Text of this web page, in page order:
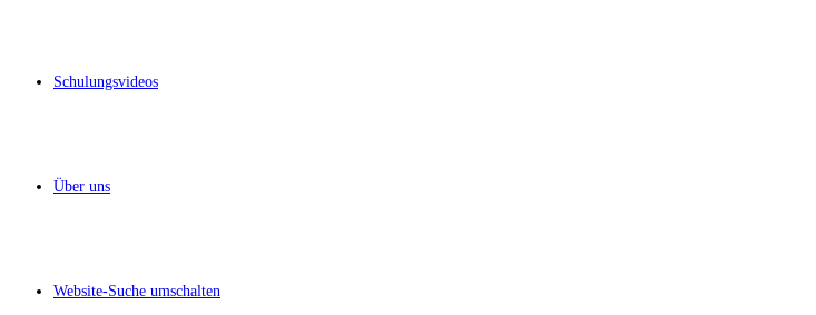
Schulungsvideos
Über uns
Website-Suche umschalten